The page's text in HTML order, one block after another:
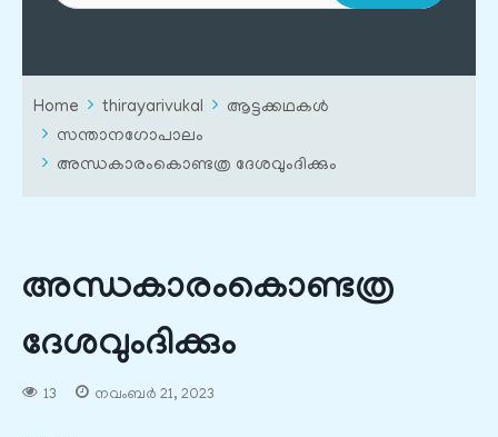
Home thirayarivukal
ആട്ടക്കഥകൾ
സന്താനഗോപാലം
അന്ധകാരംകൊണ്ടത്ര ദേശവുംദിക്കും
അന്ധകാരംകൊണ്ടത്ര
ദേശവുംദിക്കും
13 നവംബർ 21, 2023